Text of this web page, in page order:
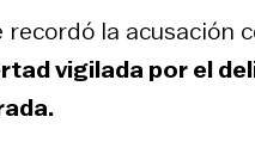
la acusación
vigilada por el